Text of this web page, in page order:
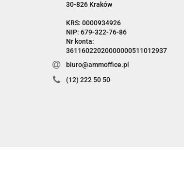
30-826 Kraków
KRS: 0000934926
NIP: 679-322-76-86
Nr konta:
36116022020000000511012937
biuro@ammoffice.pl
(12) 222 50 50